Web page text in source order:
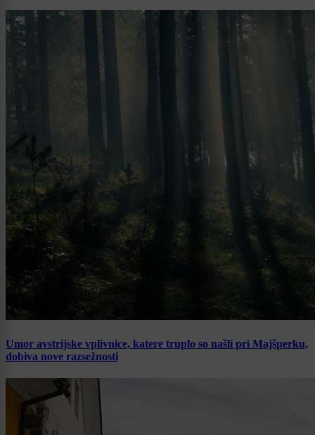
Umor avstrijske vplivnice, katere truplo so našli pri Majšperku,
dobiva nove razsežnosti